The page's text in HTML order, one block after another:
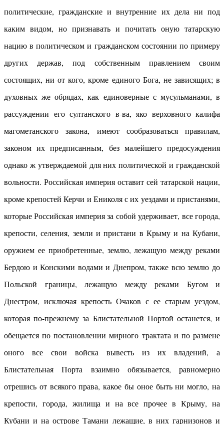
политические, гражданские и внутренние их дела ни под
каким видом, но признавать и почитать оную татарскую
нацию в политическом и гражданском состоянии по примеру
других держав, под собственным правлением своим
состоящих, ни от кого, кроме единого Бога, не зависящих; в
духовных же обрядах, как единоверные с мусульманами, в
рассуждении его султанского в-ва, яко верховного калифа
магометанского закона, имеют сообразоваться правилам,
законом их предписанным, без малейшего предосуждения
однако ж утверждаемой для них политической и гражданской
вольности. Российская империя оставит сей татарской нации,
кроме крепостей Керчи и Ениколя с их уездами и пристанями,
которые Российская империя за собой удерживает, все города,
крепости, селения, земли и пристани в Крыму и на Кубани,
оружием ее приобретенные, землю, лежащую между реками
Бердою и Конскими водами и Днепром, также всю землю до
Польской границы, лежащую между реками Бугом и
Днестром, исключая крепость Очаков с ее старым уездом,
которая по-прежнему за Блистательной Портой останется, и
обещается по постановлении мирного трактата и по размене
оного все свои войска вывесть из их владений, а
Блистательная Порта взаимно обязывается, равномерно
отрешись от всякого права, какое бы оное быть ни могло, на
крепости, города, жилища и на все прочее в Крыму, на
Кубани и на острове Тамани лежащие, в них гарнизонов и